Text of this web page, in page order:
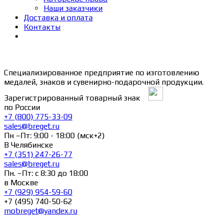
Наши заказчики
Доставка и оплата
Контакты
Специализированное предприятие по изготовлению
медалей, знаков и сувенирно-подарочной продукции.
Зарегистрированный товарный знак
по России
+7 (800) 775-33-09
sales@breget.ru
Пн –Пт: 9:00 - 18:00 (мск+2)
В Челябинске
+7 (351) 247-26-77
sales@breget.ru
Пн. –Пт: с 8:30 до 18:00
в Москве
+7 (929) 954-59-60
+7 (495) 740-50-62
mobreget@yandex.ru